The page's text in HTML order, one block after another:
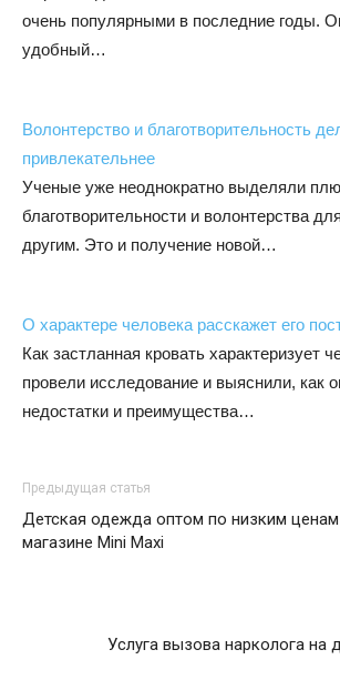
очень популярными в последние годы.
удобный…
Волонтерство и благотворительность
привлекательнее
Ученые уже неоднократно выделяли
благотворительности и волонтерства
другим. Это и получение новой…
О характере человека расскажет его
Как застланная кровать характеризует
провели исследование и выяснили, как
недостатки и преимущества…
Предыдущая статья
Детская одежда оптом по низким ценам
магазине Mini Maxi
Услуга вызова нарколога на